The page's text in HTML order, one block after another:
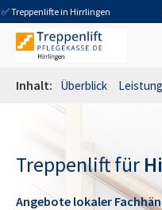
✅ Treppenlifte in Hirrlingen
Inhalt: Überblick
Treppenlift für
Angebote lokaler